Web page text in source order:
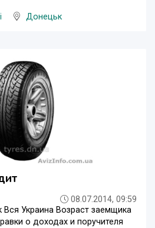
Донецьк
08.07.2014, 09:59
Украина Возраст заемщика
о доходах и поручителя